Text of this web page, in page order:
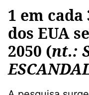
1 em cada
dos EUA
2050 (nt.: